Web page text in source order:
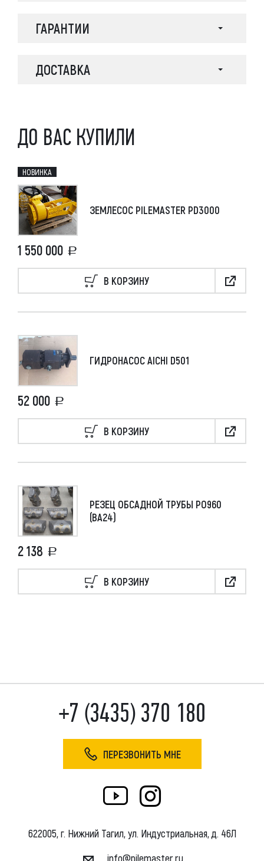
ГАРАНТИИ
ДОСТАВКА
ДО ВАС КУПИЛИ
НОВИНКА
ЗЕМЛЕСОС PILEMASTER PD3000
1 550 000
В КОРЗИНУ
ГИДРОНАСОС AICHI D501
52 000
В КОРЗИНУ
РЕЗЕЦ ОБСАДНОЙ ТРУБЫ РО960
(ВА24)
2 138
В КОРЗИНУ
+7 (3435) 370 180
ПЕРЕЗВОНИТЬ МНЕ
622005, г. Нижний Тагил, ул. Индустриальная, д. 46Л
info@pilemaster.ru